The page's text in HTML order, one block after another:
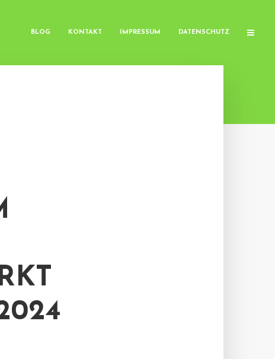
BLOG KONTAKT IMPRESSUM DATENSCHUTZ